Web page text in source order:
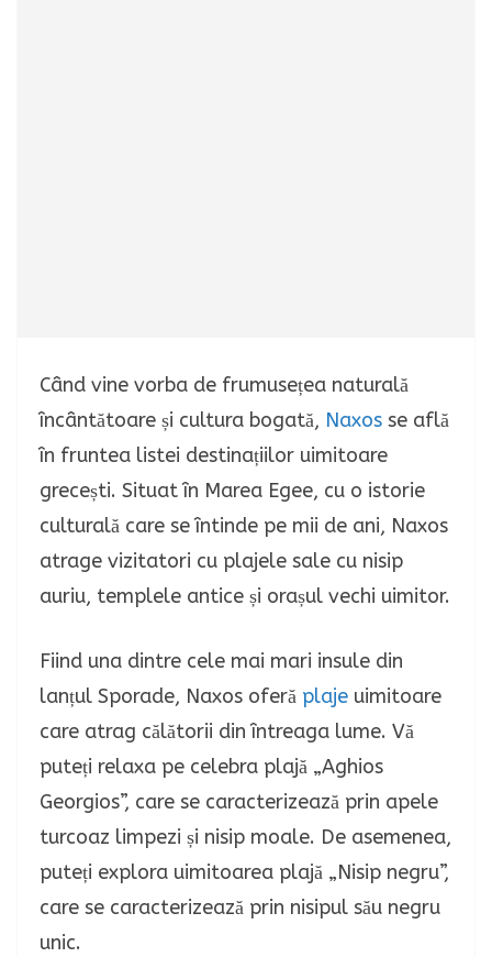
Când vine vorba de frumusețea naturală
încântătoare și cultura bogată, Naxos se află
în fruntea listei destinațiilor uimitoare
grecești. Situat în Marea Egee, cu o istorie
culturală care se întinde pe mii de ani, Naxos
atrage vizitatori cu plajele sale cu nisip
auriu, templele antice și orașul vechi uimitor.
Fiind una dintre cele mai mari insule din
lanțul Sporade, Naxos oferă plaje uimitoare
care atrag călătorii din întreaga lume. Vă
puteți relaxa pe celebra plajă „Aghios
Georgios”, care se caracterizează prin apele
turcoaz limpezi și nisip moale. De asemenea,
puteți explora uimitoarea plajă „Nisip negru”,
care se caracterizează prin nisipul său negru
unic.